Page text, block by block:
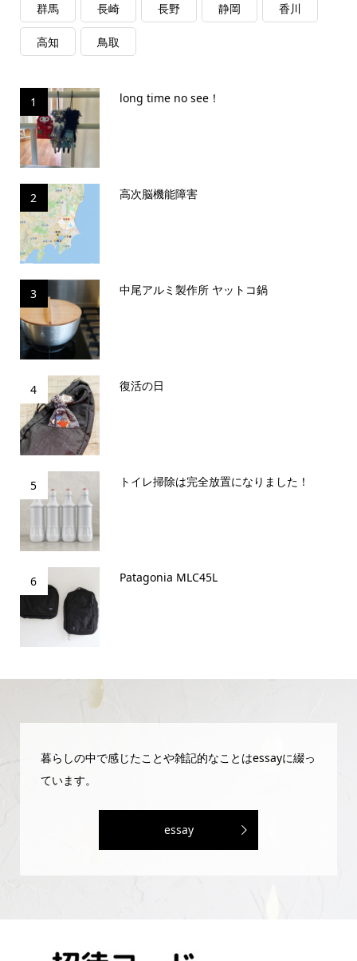
群馬 長崎 長野 静岡 香川
高知 鳥取
1 long time no see！
2 高次脳機能障害
3 中尾アルミ製作所 ヤットコ鍋
4 復活の日
5 トイレ掃除は完全放置になりました！
6 Patagonia MLC45L
暮らしの中で感じたことや雑記的なことはessayに綴っ
ています。
essay